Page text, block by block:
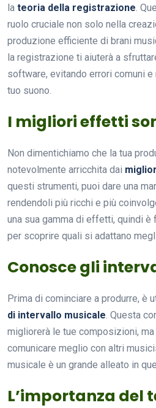
la teoria della registrazione.
ruolo cruciale non solo nella
produzione efficiente di brani
la registrazione ti aiuterà a
software, evitando errori comuni
tuo suono.
I migliori effetti
Non dimentichiamo che la tua
notevolmente arricchita dai
questi strumenti, puoi dare una
rendendoli più ricchi e più
una sua gamma di effetti, quindi è
per scoprire quali si adattano
Conosce gli
Prima di cominciare a produrre, è
di intervallo musicale. Questa
migliorerà le tue composizioni, ma
comunicare meglio con altri
musicale è un grande alleato in
L’importanza del